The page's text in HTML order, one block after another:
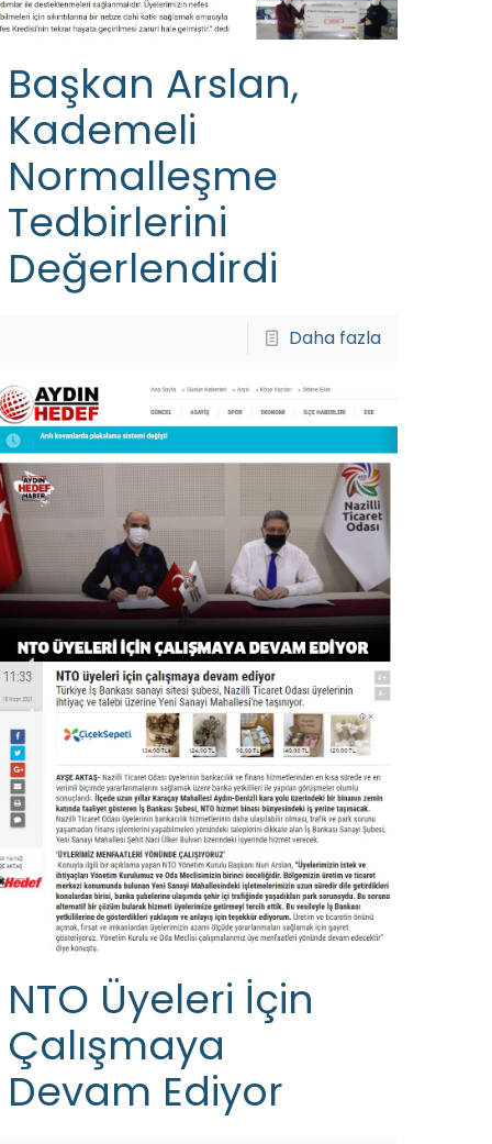
Başkan Arslan,
Kademeli
Normalleşme
Tedbirlerini
Değerlendirdi
Daha fazla
NTO Üyeleri İçin
Çalışmaya
Devam Ediyor